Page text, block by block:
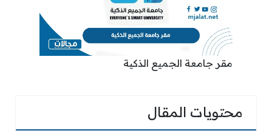
مقر جامعة الجميع الذكية
محتويات المقال